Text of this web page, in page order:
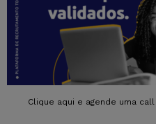
Clique aqui e agende uma